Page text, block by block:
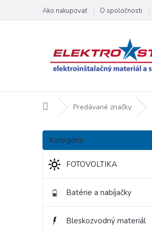
obsah
Ako nakupovať O spoločnosti
DomovPredávané značky
B
č
n
Preskočiť
kategórie
Kategórie
FOTOVOLTIKA
Batérie a nabíjačky
Bleskozvodný materiál